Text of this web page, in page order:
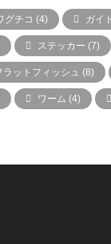
グチコ (4) ガイ
ステッカー (7)
ラットフィッシュ (8)
ワーム (4)